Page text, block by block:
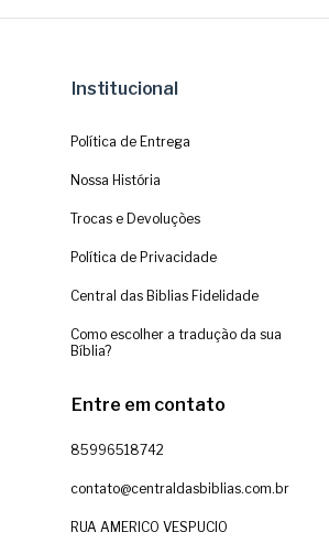
Institucional
Política de Entrega
Nossa História
Trocas e Devoluções
Política de Privacidade
Central das Biblias Fidelidade
Como escolher a tradução da sua
Bíblia?
Entre em contato
85996518742
contato@centraldasbiblias.com.br
RUA AMERICO VESPUCIO